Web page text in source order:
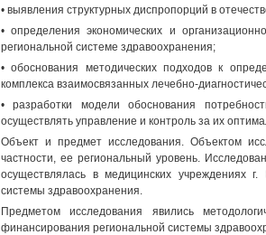
• выявления структурных диспропорций в
• определения экономических и
региональной системе здравоохранения;
• обоснования методических подходов к
комплекса взаимосвязанных лечебно-
• разработки модели обоснования
осуществлять управление и контроль за их
Объект и предмет исследования. Объектом
частности, ее региональный уровень.
осуществлялась в медицинских учреждениях
системы здравоохранения.
Предметом исследования явились
финансирования региональной системы